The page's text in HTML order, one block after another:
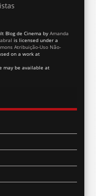
Blog de Cinema by Amanda
is licensed under a
Atribuição-Uso Não-
on a work at
may be available at